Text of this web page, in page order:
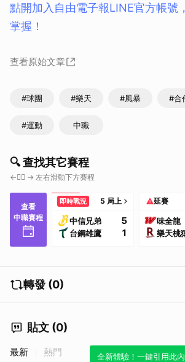
點開加入自由電子報LINE官方帳號
掌握！
查看原始文章
#球團 #樂天 #風暴 #合
#運動 中職
🔍 查找其它賽程
←👇🏼 → 左右滑動下方賽程
查看
中職賽程
即時戰況 5 局上
中信兄弟 5
台鋼雄鷹 1
延賽
味全龍
樂天桃
轉發 (0)
貼文 (0)
全新體驗！一鍵引用此
最新 熱門